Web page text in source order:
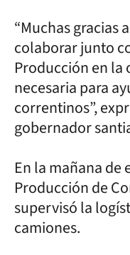
“Muchas gracias
colaborar junto
Producción en la
necesaria para
correntinos”,
gobernador
En la mañana de
Producción de
supervisó la
camiones.